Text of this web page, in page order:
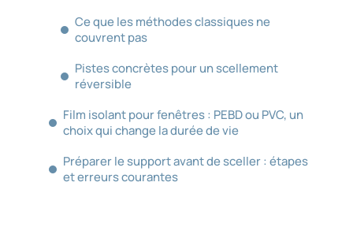
Ce que les méthodes classiques ne
couvrent pas
Pistes concrètes pour un scellement
réversible
Film isolant pour fenêtres : PEBD ou PVC, un
choix qui change la durée de vie
Préparer le support avant de sceller : étapes
et erreurs courantes